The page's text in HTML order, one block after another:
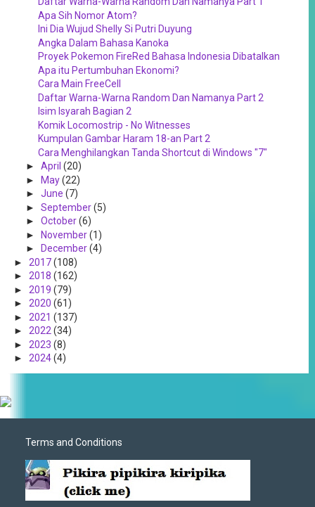
Apa Sih Nomor Atom?
Ini Dia Wujud Shelly Si Putri Duyung
Angka Dalam Bahasa Kanoka
Proyek Pokemon FireRed Bahasa Indonesia Dibatalkan
Apa itu Pertumbuhan Ekonomi?
Cara Main FreeCell
Daftar Warna-Warna Random Dan Namanya Part 2
Isim Isyarah Bagian 2
Komik Locomostrip - No Witnesses
Kumpulan Gambar Haram 18-an Part 2
Cara Menghilangkan Tanda Shortcut di Windows "7"
► April (20)
► May(22)
► June (7)
► September(5)
► October(6)
► November(1)
►
December(4)
► 2017(108)
► 2018 (162)
► 2019 (79)
► 2020 (61)
► 2021 (137)
► 2022 (34)
► 2023 (8)
► 2024(4)
Terms and Conditions